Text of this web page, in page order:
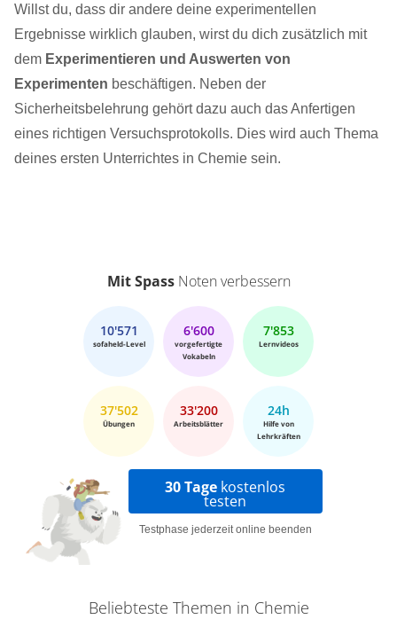
Willst du, dass dir andere deine experimentellen
Ergebnisse wirklich glauben, wirst du dich zusätzlich mit
dem Experimentieren und Auswerten von
Experimenten beschäftigen. Neben der
Sicherheitsbelehrung gehört dazu auch das Anfertigen
eines richtigen Versuchsprotokolls. Dies wird auch Thema
deines ersten Unterrichtes in Chemie sein.
Mit SpassNoten verbessern
10'571
sofaheld-Level
6'600
vorgefertigte
Vokabeln
7'853
Lernvideos
37'502
Übungen
33'200
Arbeitsblätter
24h
Hilfe von
Lehrkräften
30 Tage kostenlos
testen
Testphase jederzeit online beenden
Beliebteste Themen in Chemie